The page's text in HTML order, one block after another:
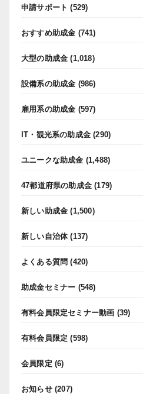
申請サポート (529)
おすすめ助成金 (741)
大型の助成金 (1,018)
設備系の助成金 (986)
雇用系の助成金 (597)
IT・観光系の助成金 (290)
ユニークな助成金 (1,488)
47都道府県の助成金 (179)
新しい助成金 (1,500)
新しい自治体(137)
よくある質問 (420)
助成金セミナー (548)
有料会員限定セミナー動画 (39)
有料会員限定 (598)
会員限定 (6)
お知らせ(207)